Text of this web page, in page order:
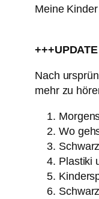
Meine
Nach
mehr zu
Wo
Plastiki